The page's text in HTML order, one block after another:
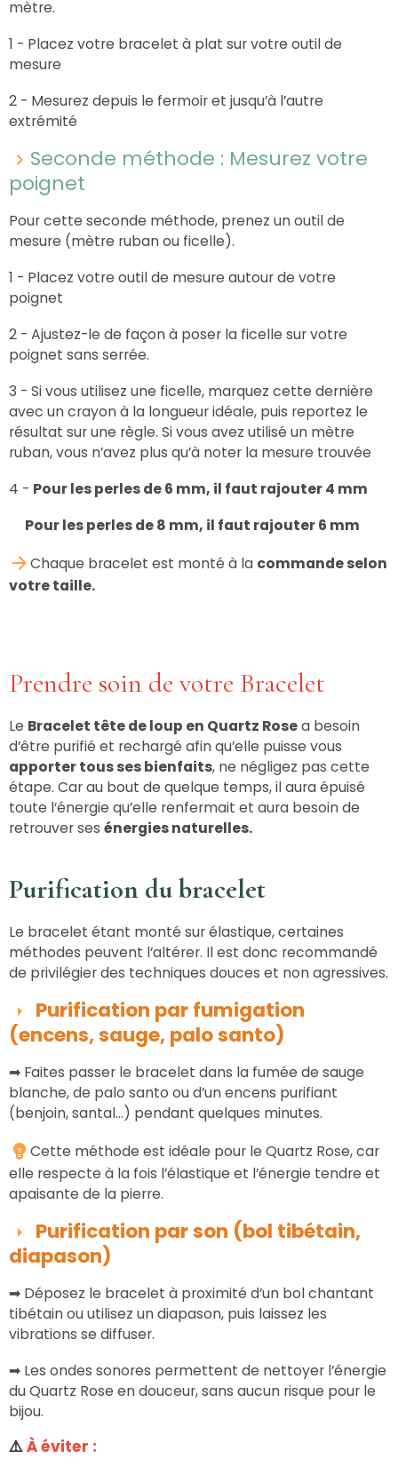
mètre.
1 - Placez votre bracelet à plat sur votre outil de
mesure
2 - Mesurez depuis le fermoir et jusqu’à l’autre
extrémité
Seconde méthode : Mesurez votre
poignet
Pour cette seconde méthode, prenez un outil de
mesure (mètre ruban ou ficelle).
1 - Placez votre outil de mesure autour de votre
poignet
2 - Ajustez-le de façon à poser la ficelle sur votre
poignet sans serrée.
3 - Si vous utilisez une ficelle, marquez cette dernière
avec un crayon à la longueur idéale, puis reportez le
résultat sur une règle. Si vous avez utilisé un mètre
ruban, vous n’avez plus qu’à noter la mesure trouvée
4 - Pour les perles de 6 mm, il faut rajouter 4 mm
Pour les perles de 8 mm, il faut rajouter 6 mm
Chaque bracelet est monté à la commande selon
votre taille.
Prendre soin de votre Bracelet
Le Bracelet tête de loup en Quartz Rosea besoin
d’être purifié et rechargé afin qu’elle puisse vous
apporter tous ses bienfaits, ne négligez pas cette
étape. Car au bout de quelque temps, il aura épuisé
toute l’énergie qu’elle renfermait et aura besoin de
retrouver ses énergies naturelles.
Purification du bracelet
Le bracelet étant monté sur élastique, certaines
méthodes peuvent l’altérer. Il est donc recommandé
de privilégier des techniques douces et non agressives.
Purification par fumigation
(encens, sauge, palo santo)
➡ Faites passer le bracelet dans la fumée de sauge
blanche, de palo santo ou d’un encens purifiant
(benjoin, santal…) pendant quelques minutes.
Cette méthode est idéale pour le Quartz Rose, car
elle respecte à la fois l’élastique et l’énergie tendre et
apaisante de la pierre.
Purification par son (bol tibétain,
diapason)
➡ Déposez le bracelet à proximité d’un bol chantant
tibétain ou utilisez un diapason, puis laissez les
vibrations se diffuser.
➡ Les ondes sonores permettent de nettoyer l’énergie
du Quartz Rose en douceur, sans aucun risque pour le
bijou.
⚠️À éviter :